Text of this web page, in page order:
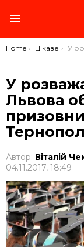
You are here:
Home Цікаве У розважальних
У
Львова
Автор: Віталій
04.11.2017, 18:49